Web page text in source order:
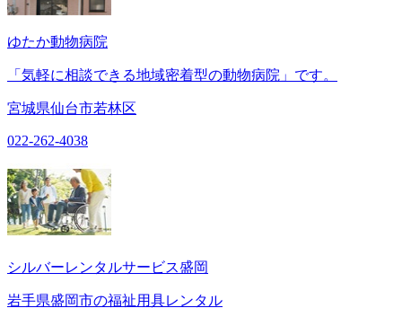
ゆたか動物病院
「気軽に相談できる地域密着型の動物病院」です。
宮城県仙台市若林区
022-262-4038
シルバーレンタルサービス盛岡
岩手県盛岡市の福祉用具レンタル